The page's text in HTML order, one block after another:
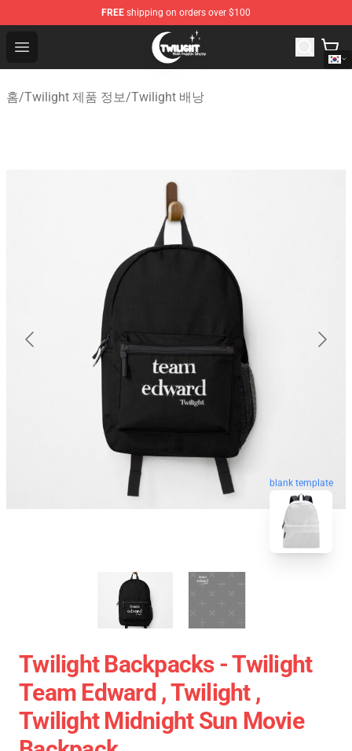
FREE shipping on orders over $100
Open menu
Twilight Store - Official Twilight Merchandise Shop
홈/Twilight 제품 정보/Twilight 배낭
blank template
Twilight Backpacks - Twilight
Team Edward , Twilight ,
Twilight Midnight Sun Movie